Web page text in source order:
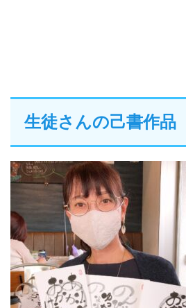
生徒さんの己書作品